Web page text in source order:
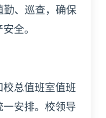
勤、巡查，确保
全。
校总值班室值班
一安排。校领导